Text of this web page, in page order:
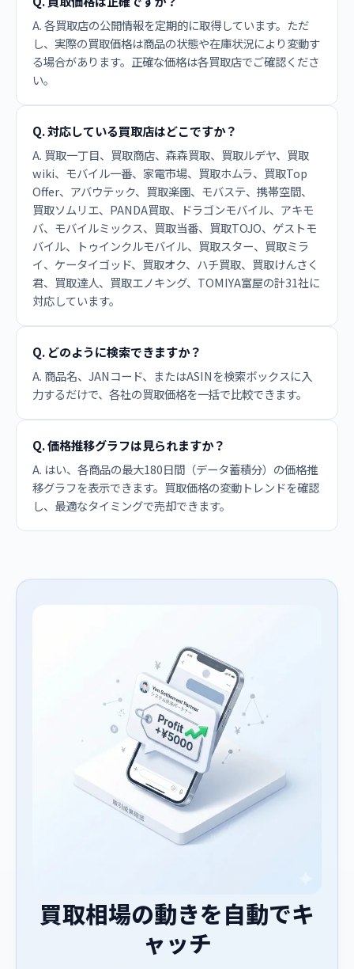
A. 各買取店の公開情報を定期的に取得しています。ただ
し、実際の買取価格は商品の状態や在庫状況により変動す
る場合があります。正確な価格は各買取店でご確認くださ
い。
Q. 対応している買取店はどこですか？
A. 買取一丁目、買取商店、森森買取、買取ルデヤ、買取
wiki、モバイル一番、家電市場、買取ホムラ、買取Top
Offer、アバウテック、買取楽園、モバステ、携帯空間、
買取ソムリエ、PANDA買取、ドラゴンモバイル、アキモ
バ、モバイルミックス、買取当番、買取TOJO、ゲストモ
バイル、トゥインクルモバイル、買取スター、買取ミラ
イ、ケータイゴッド、買取オク、ハチ買取、買取けんさく
君、買取達人、買取エノキング、TOMIYA富屋の計31社に
対応しています。
Q. どのように検索できますか？
A. 商品名、JANコード、またはASINを検索ボックスに入
力するだけで、各社の買取価格を一括で比較できます。
Q. 価格推移グラフは見られますか？
A. はい、各商品の最大180日間（データ蓄積分）の価格推
移グラフを表示できます。買取価格の変動トレンドを確認
し、最適なタイミングで売却できます。
買取相場の動きを自動でキ
ャッチ